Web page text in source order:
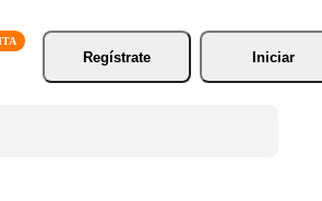
Regístrate
Iniciar